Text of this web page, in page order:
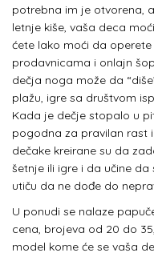
potrebna im je otvorena,
letnje kiše, vaša deca
ćete lako moći da
prodavnicama i onlajn
dečja noga može da
plažu, igre sa društvom
Kada je dečje stopalo u
pogodna za pravilan rast
dečake kreirane su da
šetnje ili igre i da učine
utiču da ne dođe do
U ponudi se nalaze
cena, brojeva od 20 do
model kome će se vaša